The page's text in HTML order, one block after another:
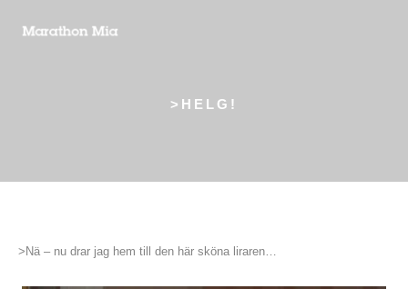
>HELG!
>Nä – nu drar jag hem till den här sköna liraren…